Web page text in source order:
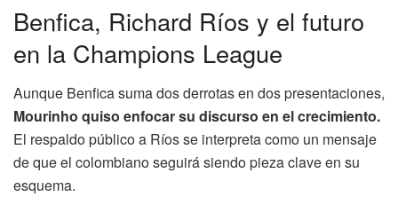
Benfica, Richard Ríos y el futuro
en la Champions League
Aunque Benfica suma dos derrotas en dos presentaciones,
Mourinho quiso enfocar su discurso en el crecimiento.
El respaldo público a Ríos se interpreta como un mensaje
de que el colombiano seguirá siendo pieza clave en su
esquema.